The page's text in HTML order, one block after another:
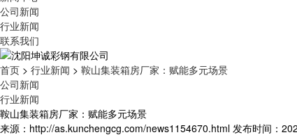
公司新闻
行业新闻
联系我们
首页 > 行业新闻 > 鞍山集装箱房厂家：赋能多元场景
公司新闻
行业新闻
鞍山集装箱房厂家：赋能多元场景
来源：http://as.kunchengcg.com/news1154670.html 发布时间：